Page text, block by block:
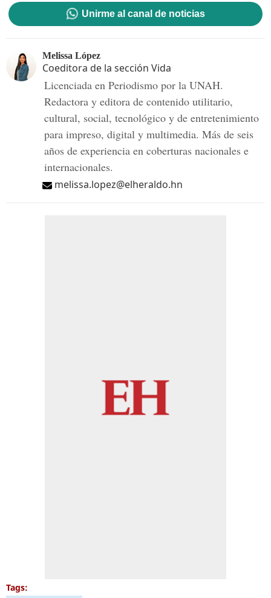
Unirme al canal de noticias
Melissa López
Coeditora de la sección Vida
Licenciada en Periodismo por la UNAH.
Redactora y editora de contenido utilitario,
cultural, social, tecnológico y de entretenimiento
para impreso, digital y multimedia. Más de seis
años de experiencia en coberturas nacionales e
internacionales.
melissa.lopez@elheraldo.hn
Tags: